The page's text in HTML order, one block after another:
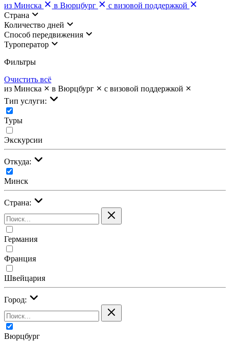
из Минска
в Вюрцбург
с визовой поддержкой
Страна
Количество дней
Cпособ передвижения
Туроператор
Фильтры
Очистить всё
из Минска
в Вюрцбург
с визовой поддержкой
Тип услуги:
Туры
Экскурсии
Откуда:
Минск
Страна:
Германия
Франция
Швейцария
Город:
Вюрцбург